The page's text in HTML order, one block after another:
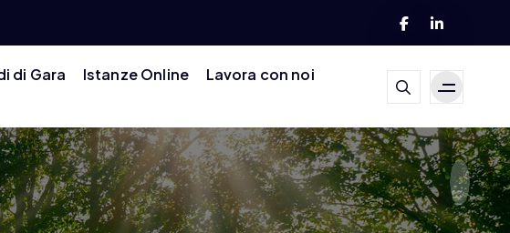
di Gara Istanze Online
Lavora con noi